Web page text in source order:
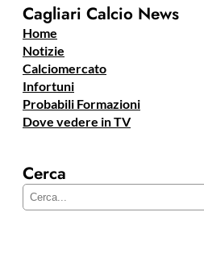
Cagliari Calcio News
Home
Notizie
Calciomercato
Infortuni
Probabili Formazioni
Dove vedere in TV
Cerca
e